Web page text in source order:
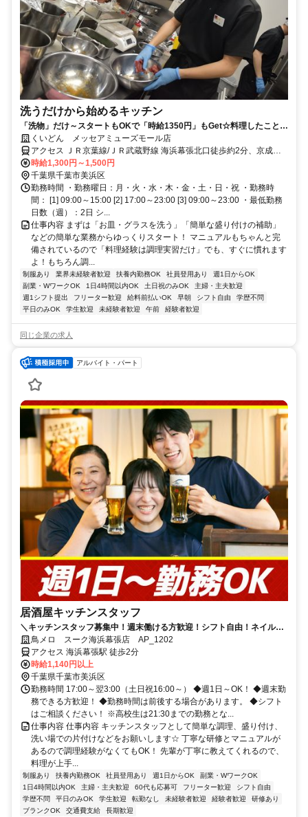
洗うだけから始めるキッチン
「洗物」だけ～スタートもOKで「時給1350円」もGet☆料理したことな
くても安心◎未経験者大歓迎！
くいどん メッセアミューズモール店
アクセス ＪＲ京葉線/ＪＲ武蔵野線 海浜幕張北口徒歩約2分、京成千
葉線 京成幕張徒歩約23分、ＪＲ京葉線/ＪＲ武蔵野線 幕張豊砂徒歩約
24分 駅近！通勤便利に海浜幕張駅歩2分
時給1,300円～1,500円
千葉県千葉市美浜区
勤務時間 ・勤務曜日：月・火・水・木・金・土・日・祝 ・勤務時
間： [1] 09:00～15:00 [2] 17:00～23:00 [3] 09:00～23:00 ・最低勤務
日数（週）：2日 シ...
仕事内容 まずは「お皿・グラスを洗う」「簡単な盛り付けの補助」
などの簡単な業務からゆっくりスタート！ マニュアルもちゃんと完
備されているので「料理経験は調理実習だけ」でも、すぐに慣れます
よ！もちろん調...
制服あり 業界未経験者歓迎 扶養内勤務OK 社員登用あり
週1日からOK
副業・WワークOK
1日4時間以内OK 土日祝のみOK
主婦・主夫歓迎
週1シフト提出
フリーター歓迎 給料前払いOK 早朝 シフト自由
学歴不問
平日のみOK
学生歓迎 未経験者歓迎 午前 経験者歓迎
同じ企業の求人
アルバイト・パート
居酒屋キッチンスタッフ
＼キッチンスタッフ募集中！週末働ける方歓迎！シフト自由！ネイル・
髪色自由！丁寧な研修で飲食店未経験の方も安心！
鳥メロ スーク海浜幕張店 AP_1202
アクセス 海浜幕張駅 徒歩2分
時給1,140円以上
千葉県千葉市美浜区
勤務時間 17:00～翌3:00（土日祝16:00～） ◆週1日～OK！ ◆週末勤
務できる方歓迎！ ◆勤務時間は前後する場合があります。 ◆シフト
はご相談ください！ ※高校生は21:30までの勤務とな...
仕事内容 仕事内容 キッチンスタッフとして簡単な調理、盛り付け、
洗い場での片付けなどをお願いします☆ 丁寧な研修とマニュアルが
あるので調理経験がなくてもOK！ 先輩が丁寧に教えてくれるので、
料理が上手...
制服あり 扶養内勤務OK 社員登用あり 週1日からOK
副業・WワークOK
1日4時間以内OK
主婦・主夫歓迎 60代も応募可 フリーター歓迎
シフト自由
学歴不問
平日のみOK 学生歓迎 転勤なし 未経験者歓迎 経験者歓迎
研修あり
ブランクOK
交通費支給 長期歓迎